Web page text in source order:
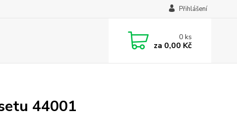
Přihlášení
0ks
za 0,00 Kč
44001